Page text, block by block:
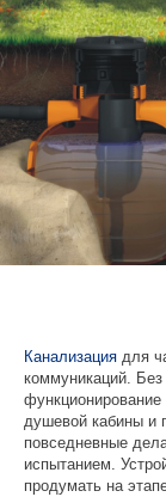
Канализация для
коммуникаций.
душевой кабины и
повседневные
испытанием.
продумать на